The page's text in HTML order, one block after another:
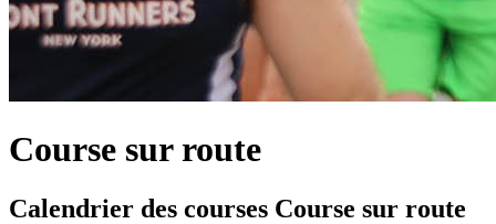
Course sur route
Calendrier des courses Course sur route